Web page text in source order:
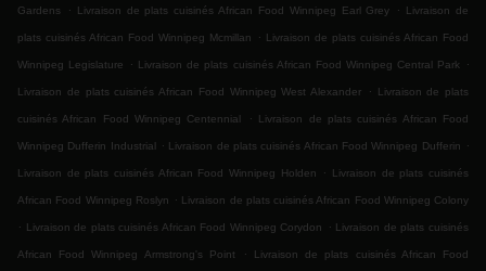
Gardens . Livraison de plats cuisinés African Food Winnipeg Earl Grey . Livraison de
plats cuisinés African Food Winnipeg Mcmillan . Livraison de plats cuisinés African Food
Winnipeg Legislature . Livraison de plats cuisinés African Food Winnipeg Central Park .
Livraison de plats cuisinés African Food Winnipeg West Alexander . Livraison de plats
cuisinés African Food Winnipeg Centennial . Livraison de plats cuisinés African Food
Winnipeg Dufferin Industrial . Livraison de plats cuisinés African Food Winnipeg Dufferin .
Livraison de plats cuisinés African Food Winnipeg Holden . Livraison de plats cuisinés
African Food Winnipeg Roslyn . Livraison de plats cuisinés African Food Winnipeg Colony
. Livraison de plats cuisinés African Food Winnipeg Corydon . Livraison de plats cuisinés
African Food Winnipeg Armstrong's Point . Livraison de plats cuisinés African Food